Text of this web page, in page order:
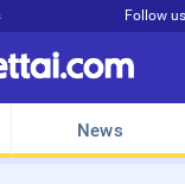
Follow us
News